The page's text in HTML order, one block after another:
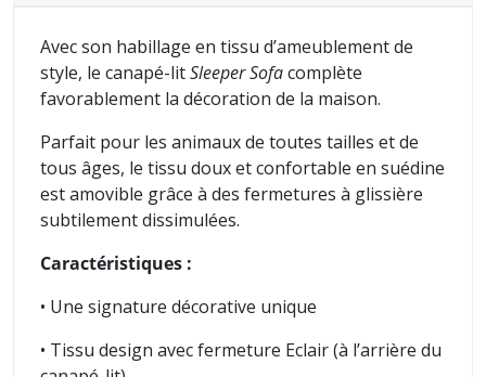
Avec son habillage en tissu d’ameublement de
style, le canapé-litSleeper Sofacomplète
favorablement la décoration de la maison.
Parfait pour les animaux de toutes tailles et de
tous âges, le tissu doux et confortable en suédine
est amovible grâce à des fermetures à glissière
subtilement dissimulées.
Caractéristiques :
• Une signature décorative unique
• Tissu design avec fermeture Eclair (à l’arrière du